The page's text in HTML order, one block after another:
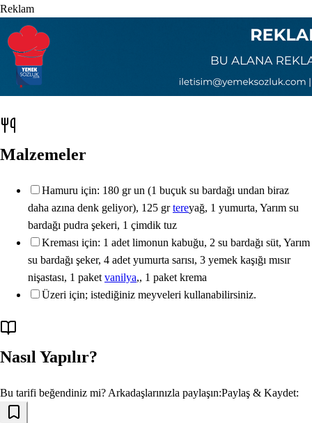
Reklam
Malzemeler
Hamuru için: 180 gr un (1 buçuk su bardağı undan biraz
daha azına denk geliyor), 125 grtereyağ, 1 yumurta, Yarım su
bardağı pudra şekeri, 1 çimdik tuz
Kreması için: 1 adet limonun kabuğu, 2 su bardağı süt, Yarım
su bardağı şeker, 4 adet yumurta sarısı, 3 yemek kaşığı mısır
nişastası, 1 paket vanilya,, 1 paket krema
Üzeri için; istediğiniz meyveleri kullanabilirsiniz.
Nasıl Yapılır?
Bu tarifi beğendiniz mi? Arkadaşlarınızla paylaşın:Paylaş & Kaydet: